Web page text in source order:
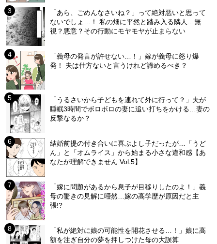
「あら、ごめんなさいね？」って絶対悪いと思って
ないでしょ…！ 私の畑に平然と踏み入る隣人…無
視？悪意？その行動にモヤモヤが止まらない
「義母の発言が許せない…！」嫁が義母に怒り爆
発！ 夫は仕方ないと言うけれど諦めるべき？
「うるさいから子どもを連れて外に行って？」夫が
睡眠3時間でボロボロの妻に追い打ちをかける…妻の
反撃なるか？
結婚前提の付き合いに喜ぶよし子だったが…「うど
ん」と「オムライス」から始まる小さな違和感【あ
なたが理解できません Vol.5】
「嫁に問題があるから息子が目移りしたのよ！」義
母の驚きの見解に唖然…嫁の高学歴が原因だと主
張!?
「私が絶対に娘の可能性を開花させる…！」娘に高
額を注ぎ自分の夢を押しつけた母の大誤算